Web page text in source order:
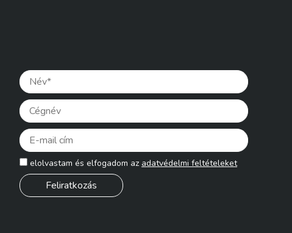
Please
elolvastam és elfogadom az adatvédelmi feltételeket